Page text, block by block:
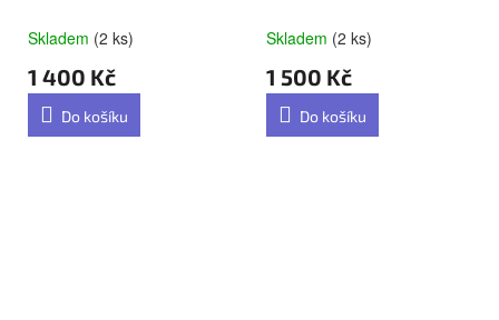
Skladem (2 ks)
1 400 Kč
Do košíku
Skladem (2 ks)
1 500 Kč
Do košíku